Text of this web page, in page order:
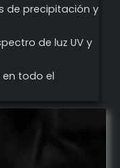
de precipitación y
de luz UV y
todo el